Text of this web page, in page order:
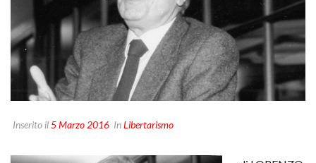
Inserito il5 Marzo 2016 InLibertarismo